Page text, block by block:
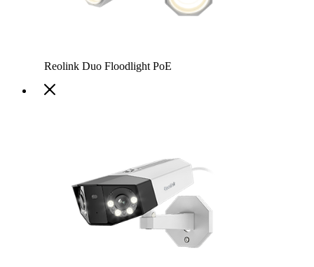
Reolink Duo Floodlight PoE